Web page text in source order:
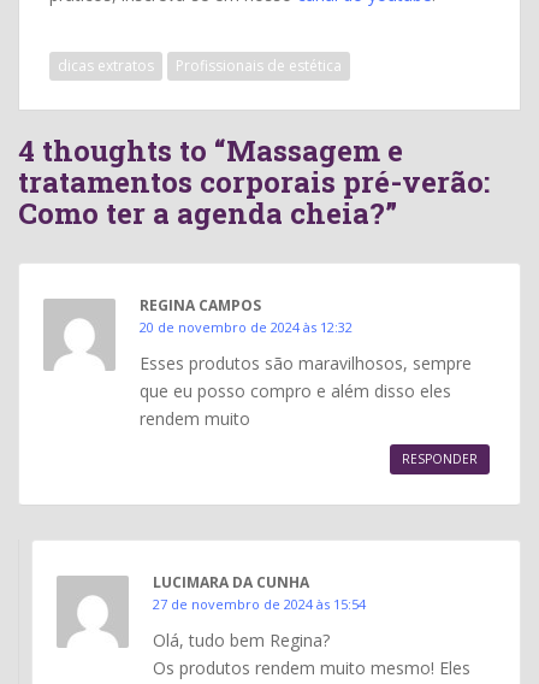
dicas extratos Profissionais de estética
4 thoughts to “Massagem e
tratamentos corporais pré-verão:
Como ter a agenda cheia?”
REGINA CAMPOS
20 de novembro de 2024 às 12:32
Esses produtos são maravilhosos, sempre
que eu posso compro e além disso eles
rendem muito
RESPONDER
LUCIMARA DA CUNHA
27 de novembro de 2024 às 15:54
Olá, tudo bem Regina?
Os produtos rendem muito mesmo! Eles